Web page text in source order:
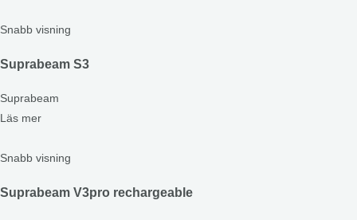
Snabb visning
Suprabeam S3
Suprabeam
Läs mer
Snabb visning
Suprabeam V3pro rechargeable